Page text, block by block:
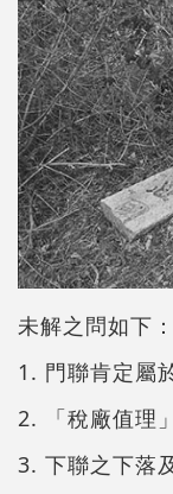
未解之問如下：
1. 門聯肯定屬
2. 「稅廠值理
3. 下聯之下落